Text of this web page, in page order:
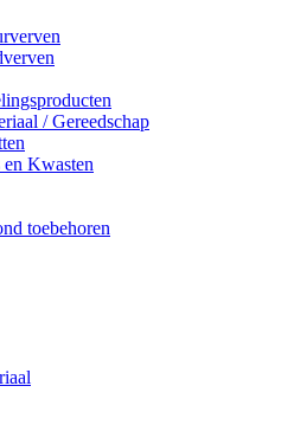
/ Gereedschap
Kwasten
toebehoren